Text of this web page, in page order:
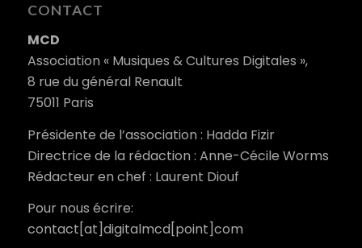
CONTACT
MCD
Association « Musiques & Cultures Digitales »,
8 rue du général Renault
75011 Paris
Présidente de l’association : Hadda Fizir
Directrice de la rédaction : Anne-Cécile Worms
Rédacteur en chef : Laurent Diouf
Pour nous écrire:
contact[at]digitalmcd[point]com